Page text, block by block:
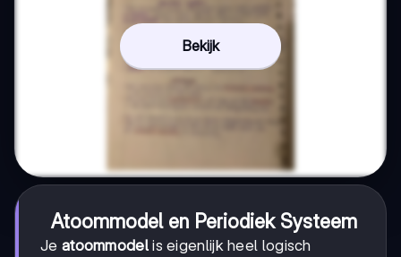
Bekijk
Atoommodel en Periodiek Systeem
Je atoommodelis eigenlijk heel logisch